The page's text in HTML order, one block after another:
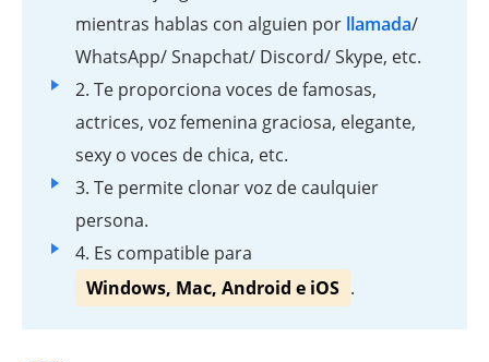
mientras hablas con alguien por llamada/
WhatsApp/ Snapchat/ Discord/ Skype, etc.
2. Te proporciona voces de famosas,
actrices, voz femenina graciosa, elegante,
sexy o voces de chica, etc.
3. Te permite clonar voz de caulquier
persona.
4. Es compatible para
Windows, Mac, Android e iOS .